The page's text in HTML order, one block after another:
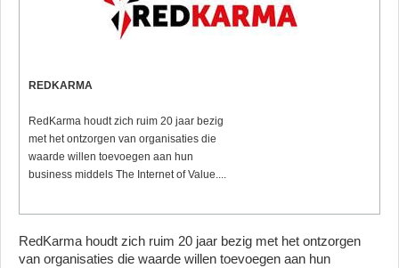
REDKARMA
RedKarma houdt zich ruim 20 jaar bezig
met het ontzorgen van organisaties die
waarde willen toevoegen aan hun
business middels The Internet of Value....
RedKarma houdt zich ruim 20 jaar bezig met het ontzorgen
van organisaties die waarde willen toevoegen aan hun